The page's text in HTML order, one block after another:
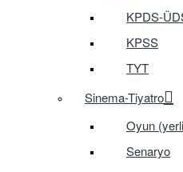
KPDS-
KPSS
TYT
Sinema-Tiyatro
Oyun
Senaryo